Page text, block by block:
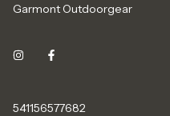
Garmont Outdoorgear
541156577682